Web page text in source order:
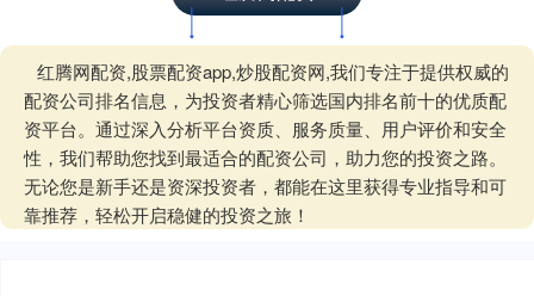
红腾网配资,股票配资app,炒股配资网,我们专注于提供权威的
配资公司排名信息，为投资者精心筛选国内排名前十的优质配
资平台。通过深入分析平台资质、服务质量、用户评价和安全
性，我们帮助您找到最适合的配资公司，助力您的投资之路。
无论您是新手还是资深投资者，都能在这里获得专业指导和可
靠推荐，轻松开启稳健的投资之旅！